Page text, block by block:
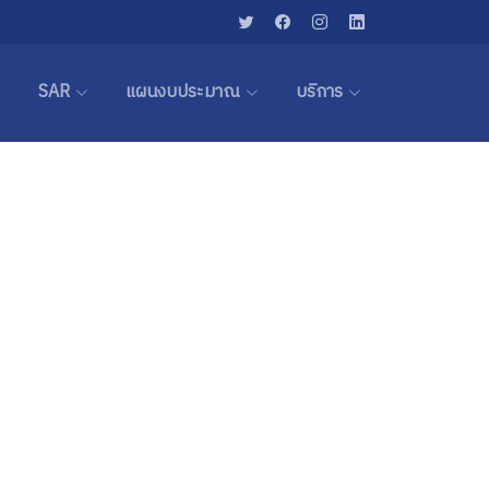
SAR แผนงบประมาณ บริการ